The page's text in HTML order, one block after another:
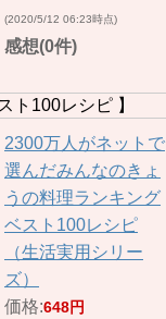
(2020/5/12 06:23時点)
感想(0件)
ト100レシピ 】
2300万人がネットで
選んだみんなのきょ
うの料理ランキング
ベスト100レシピ
（生活実用シリー
ズ）
価格:648円